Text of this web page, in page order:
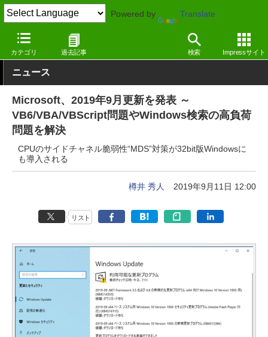
Powered by Translate
カテゴリ 過去記事 検索 Impressサイト
窓の杜 セキュリティ
ニュース
Microsoft、2019年9月更新を発表 ～
VB6/VBA/VBScript問題やWindows検索の高負荷
問題を解決
CPUのサイドチャネル脆弱性“MDS”対策が32bit版Windowsに
も導入される
樽井 秀人 2019年9月11日 12:00
リスト